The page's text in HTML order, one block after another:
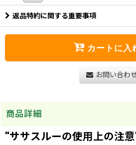
返品特約に関する重要事項
カートに入
お問い合わ
商品詳細
"ササスルーの使用上の注